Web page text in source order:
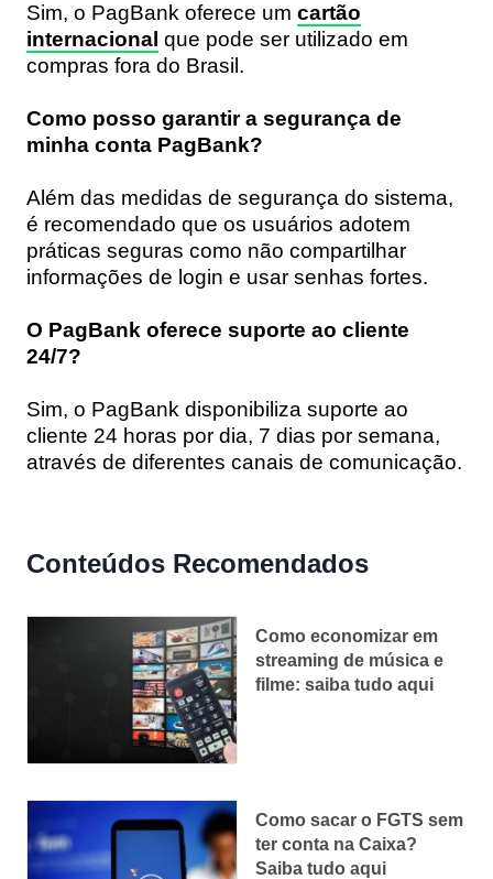
Sim, o PagBank oferece um cartão
internacional que pode ser utilizado em
compras fora do Brasil.
Como posso garantir a segurança de
minha conta PagBank?
Além das medidas de segurança do sistema,
é recomendado que os usuários adotem
práticas seguras como não compartilhar
informações de login e usar senhas fortes.
O PagBank oferece suporte ao cliente
24/7?
Sim, o PagBank disponibiliza suporte ao
cliente 24 horas por dia, 7 dias por semana,
através de diferentes canais de comunicação.
Conteúdos Recomendados
Como economizar em
streaming de música e
filme: saiba tudo aqui
Como sacar o FGTS sem
ter conta na Caixa?
Saiba tudo aqui